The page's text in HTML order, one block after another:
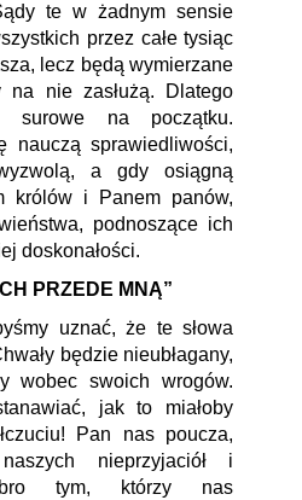
te w żadnym sensie
przez całe tysiąc
lecz będą wymierzane
na nie zasłużą. Dlatego
surowe na początku.
nauczą sprawiedliwości,
a gdy osiągną
królów i Panem panów,
podnoszące ich
doskonałości.
PRZEDE MNĄ”
uznać, że te słowa
będzie nieubłagany,
wobec swoich wrogów.
jak to miałoby
Pan nas poucza,
nieprzyjaciół i
tym, którzy nas